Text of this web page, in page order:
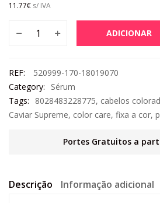
11.77€ s/ IVA
ADICIONAR
REF:
520999-170-18019070
Category:
Sérum
Tags:
8028483228775, cabelos
Caviar Supreme, color care, fixa a cor,
Portes Gratuitos a
Descrição Informação adicional